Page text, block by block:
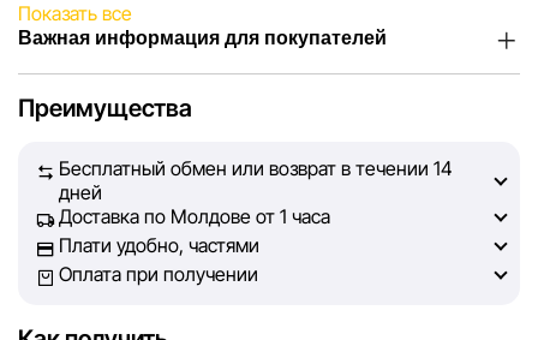
Показать все
Важная информация для покупателей
наших покупателей. Каждый день мы работаем над тем,
на сайте, была максимально полной, объективной и
актуальной. Наша цель — обеспечить вас достоверной
информацией, чтобы вы смогли принять лучшее
решение о покупке.
Преимущества
Бесплатный обмен или возврат в течении 14
дней
Доставка по Молдове от 1 часа
Плати удобно, частями
Оплата при получении